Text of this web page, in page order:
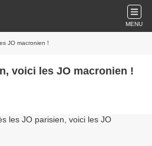
MENU
JO macronien !
voici les JO macronien !